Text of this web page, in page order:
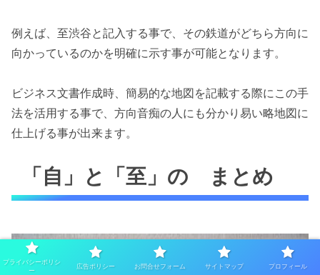
例えば、至渋谷と記入する事で、その鉄道がどちら方向に
向かっているのかを明確に示す事が可能となります。
ビジネス文書作成時、簡易的な地図を記載する際にこの手
法を活用する事で、方向音痴の人にも分かり易い略地図に
仕上げる事が出来ます。
「自」と「至」の まとめ
プライバシーポリシ
ー
広告ポリシー お問合せフォーム サイトマップ プロフィール